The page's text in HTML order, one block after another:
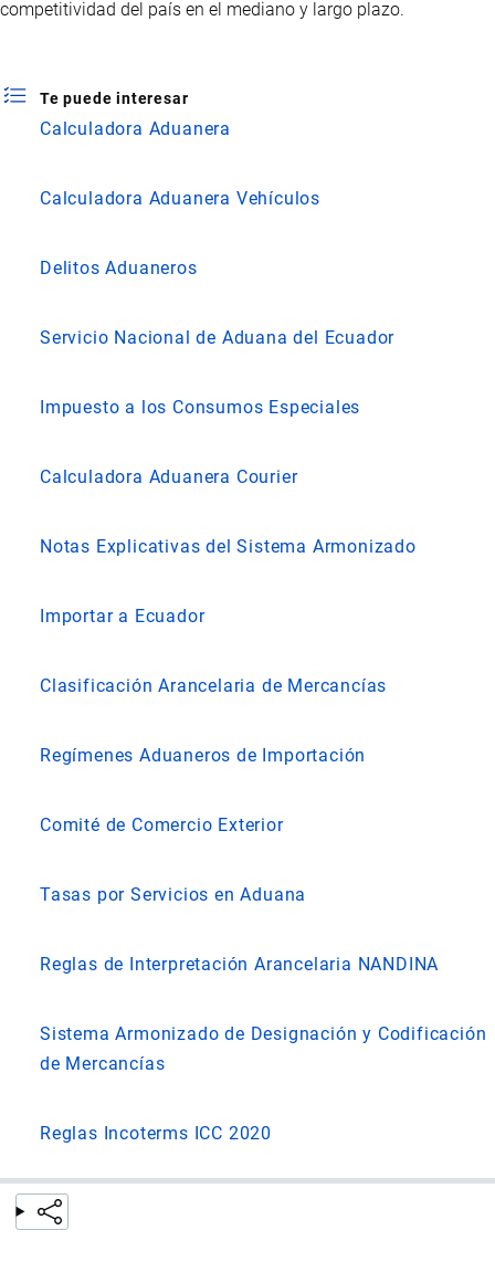
competitividad del país en el mediano y largo plazo.
Te puede interesar
Calculadora Aduanera
Calculadora Aduanera Vehículos
Delitos Aduaneros
Servicio Nacional de Aduana del Ecuador
Impuesto a los Consumos Especiales
Calculadora Aduanera Courier
Notas Explicativas del Sistema Armonizado
Importar a Ecuador
Clasificación Arancelaria de Mercancías
Regímenes Aduaneros de Importación
Comité de Comercio Exterior
Tasas por Servicios en Aduana
Reglas de Interpretación Arancelaria NANDINA
Sistema Armonizado de Designación y Codificación
de Mercancías
Reglas Incoterms ICC 2020